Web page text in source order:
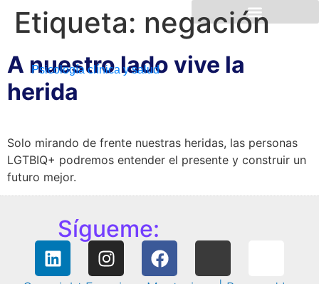
Psicología clínica y salud
Etiqueta: negación
A nuestro lado vive la
herida
Solo mirando de frente nuestras heridas, las personas
LGTBIQ+ podremos entender el presente y construir un
futuro mejor.
Sígueme: